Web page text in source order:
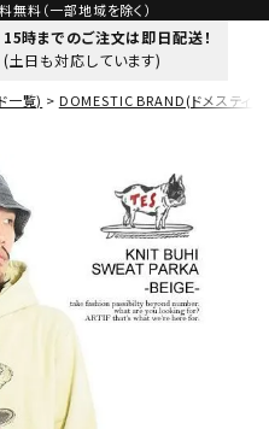
無料（一部地域を除く）
15時までのご注文は即日配送！
(土日も対応しています)
一覧) DOMESTIC BRAND(ドメスティッ